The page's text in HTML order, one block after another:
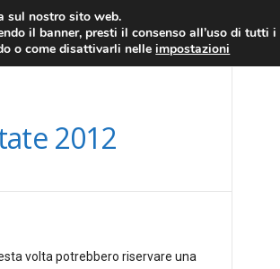
SIGNALS FOREX TRADING
ECONOMIA FOREX NEWS
2012
volta potrebbero riservare una
sul nostro sito web.
il banner, presti il consenso all’uso di tutti
o come disattivarli nelleimpostazioni